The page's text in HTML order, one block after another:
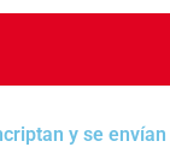
y se